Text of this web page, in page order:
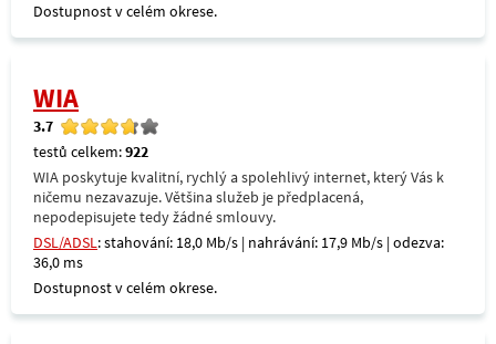
Dostupnost v celém okrese.
WIA
3.7
testů celkem:922
WIA poskytuje kvalitní, rychlý a spolehlivý internet, který Vás k
ničemu nezavazuje. Většina služeb je předplacená,
nepodepisujete tedy žádné smlouvy.
DSL/ADSL: stahování: 18,0 Mb/s | nahrávání: 17,9 Mb/s | odezva:
36,0 ms
Dostupnost v celém okrese.